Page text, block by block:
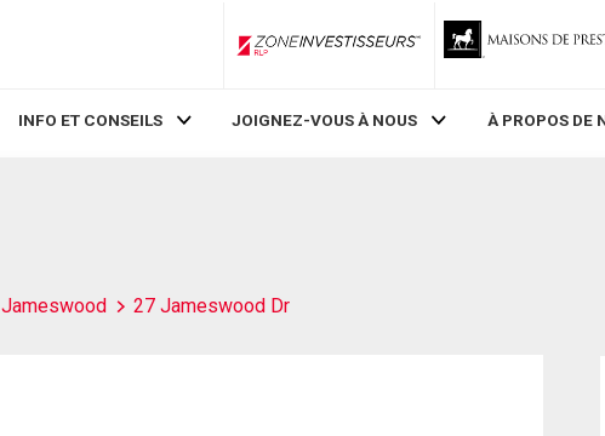
ZoneInvestisseurs RLP
INFO ET CONSEILS JOIGNEZ-VOUS À NOUS À PROPOS DE
Jameswood 27 Jameswood Dr